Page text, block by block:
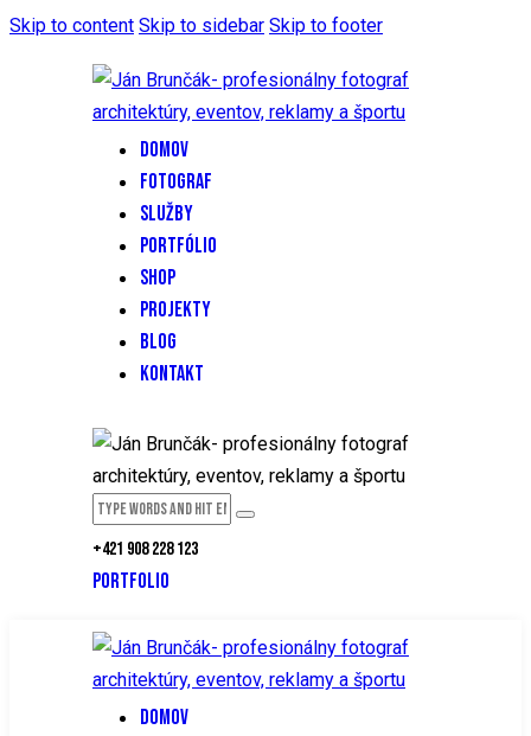
Skip to content Skip to sidebar Skip to footer
DOMOV
FOTOGRAF
SLUŽBY
PORTFÓLIO
SHOP
PROJEKTY
BLOG
KONTAKT
+421 908 228 123
PORTFOLIO
DOMOV